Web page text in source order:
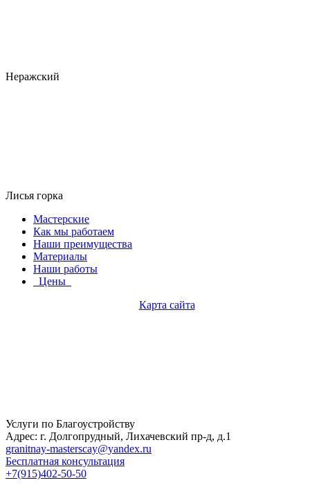
Неражский
Лисья горка
Мастерские
Как мы работаем
Наши преимущества
Материалы
Наши работы
Цены
Карта сайта
Услуги по Благоустройству
Адрес: г. Долгопрудный, Лихачевский пр-д, д.1
granitnay-masterscay@yandex.ru
Бесплатная консультация
+7(915)402-50-50